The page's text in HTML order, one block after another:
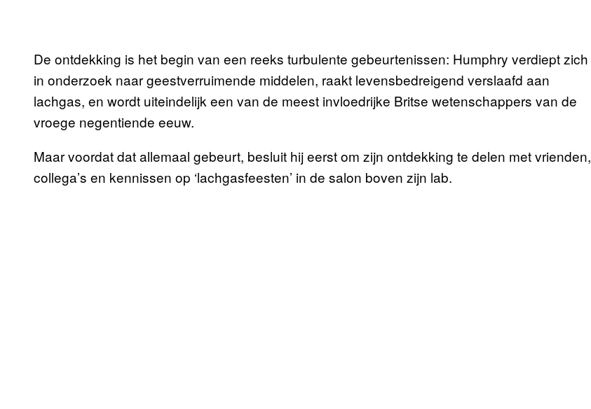
De ontdekking is het begin van een reeks turbulente gebeurtenissen: Humphry verdiept zich
in onderzoek naar geestverruimende middelen, raakt levensbedreigend verslaafd aan
lachgas, en wordt uiteindelijk een van de meest invloedrijke Britse wetenschappers van de
vroege negentiende eeuw.
Maar voordat dat allemaal gebeurt, besluit hij eerst om zijn ontdekking te delen met vrienden,
collega’s en kennissen op ‘lachgasfeesten’ in de salon boven zijn lab.